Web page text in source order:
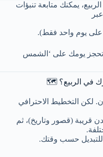
يمكنك متابعة تنبؤات
على يوم واحد فقط).
تحجز يومك على ‘الشمس
في الربيع؟ 🗺️
لكن التخطيط الاحترافي
قريبة (قصور وتاريخ)، ثم
للتبديل حسب وقتك.